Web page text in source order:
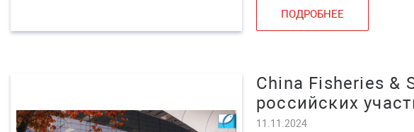
ПОДРОБНЕЕ
China Fisheries &
российских
11.11.2024